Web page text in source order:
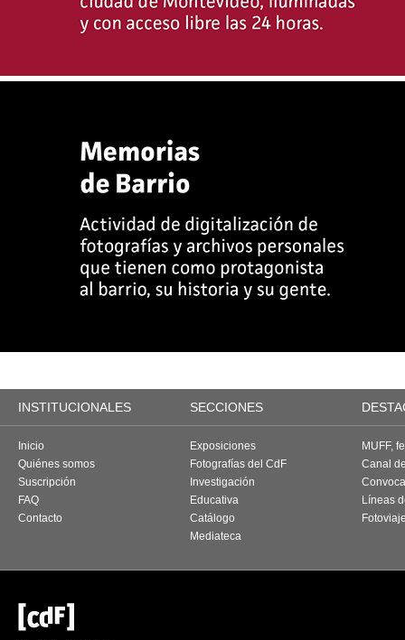
INSTITUCIONALES SECCIONES
Inicio
Quiénes somos
Suscripción
FAQ
Contacto
Exposiciones
Fotografías del CdF
Investigación
Educativa
Catálogo
Mediateca
MUFF,
Canal
Líneas